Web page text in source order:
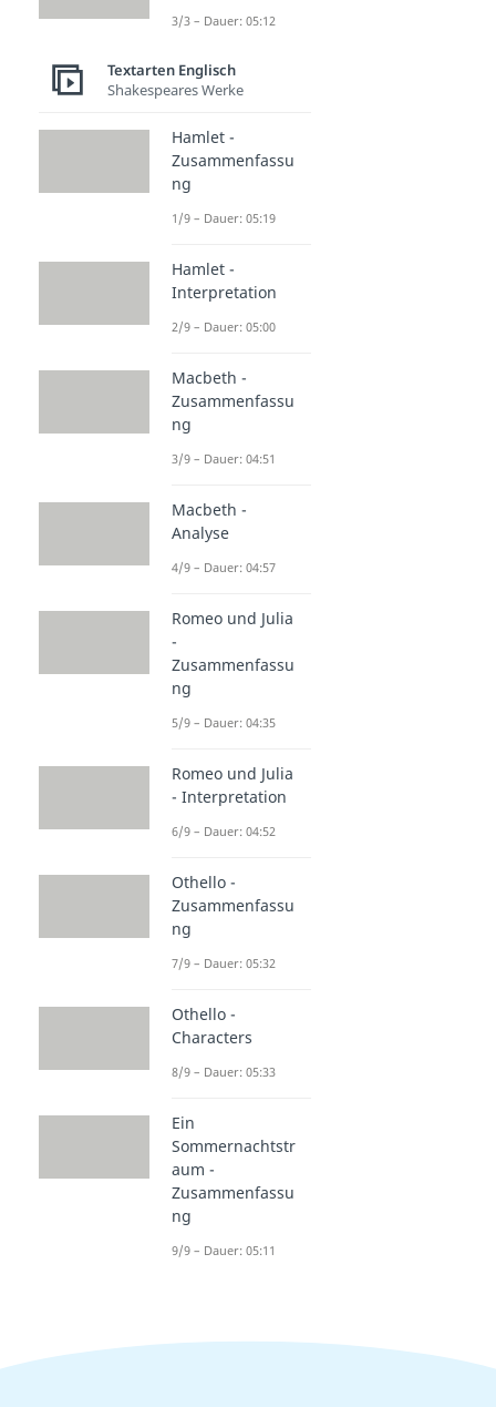
3/3 – Dauer: 05:12
Textarten Englisch
Shakespeares Werke
Hamlet -
Zusammenfassu
ng
1/9 – Dauer: 05:19
Hamlet -
Interpretation
2/9 – Dauer: 05:00
Macbeth -
Zusammenfassu
ng
3/9 – Dauer: 04:51
Macbeth -
Analyse
4/9 – Dauer: 04:57
Romeo und Julia
-
Zusammenfassu
ng
5/9 – Dauer: 04:35
Romeo und Julia
- Interpretation
6/9 – Dauer: 04:52
Othello -
Zusammenfassu
ng
7/9 – Dauer: 05:32
Othello -
Characters
8/9 – Dauer: 05:33
Ein
Sommernachtstr
aum -
Zusammenfassu
ng
9/9 – Dauer: 05:11